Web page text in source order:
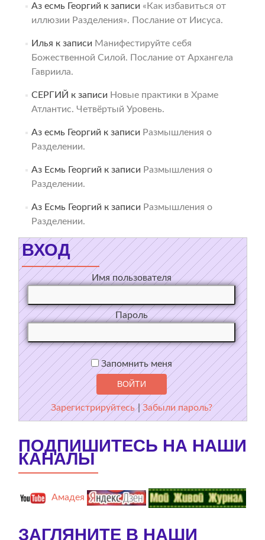
Аз есмь Георгий к записи «Как избавиться от
иллюзии Разделения». Послание от Иисуса.
Илья к записи Манифестируйте себя
Божественной Силой. Послание от Архангела
Гавриила.
СЕРГИЙ к записи Новые практики в Храме
Атлантис. Четвёртый Уровень.
Аз есмь Георгий к записи Размышления о
Разделении.
Аз Есмь Георгий к записи Размышления о
Разделении.
Аз Есмь Георгий к записи Размышления о
Разделении.
ВХОД
Имя пользователя
Пароль
Запомнить меня
Зарегистрируйтесь |Забыли пароль?
ПОДПИШИТЕСЬ НА НАШИ
КАНАЛЫ
Амадея
ЗАГЛЯНИТЕ В НАШИ